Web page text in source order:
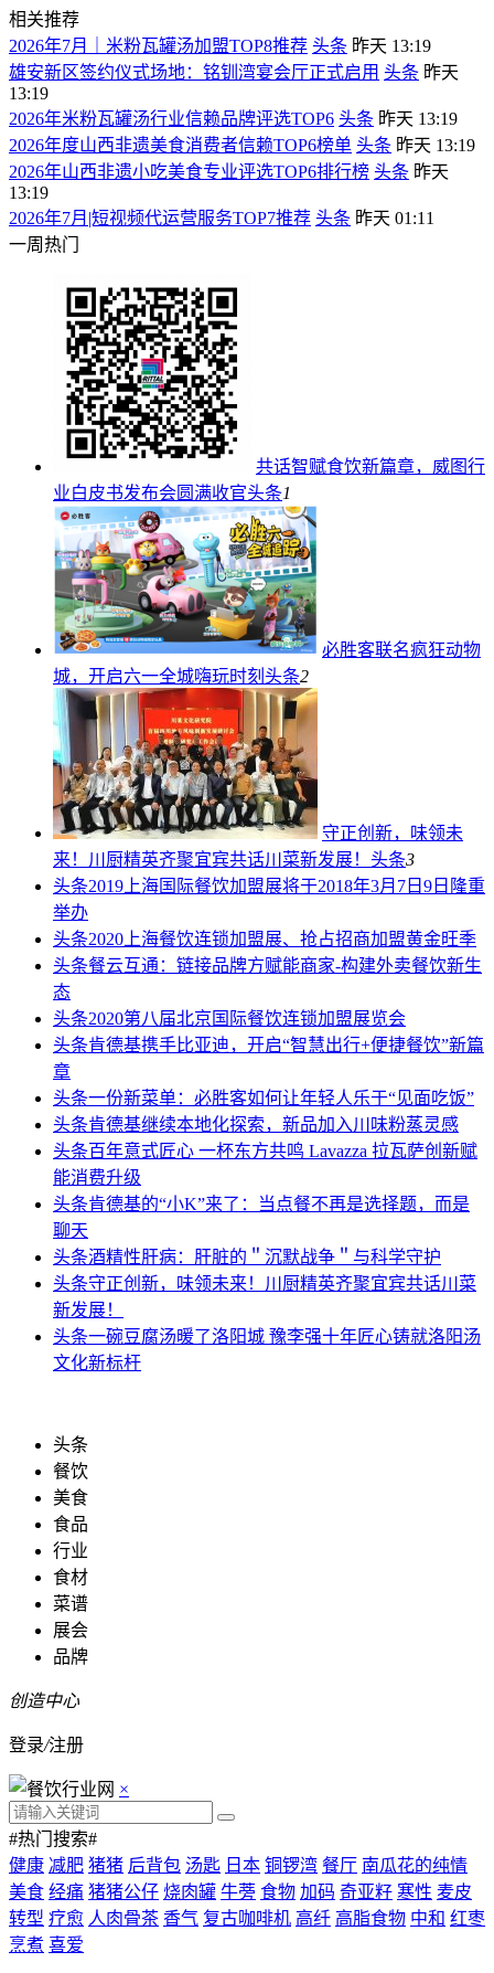
相关推荐
2026年7月｜米粉瓦罐汤加盟TOP8推荐 头条 昨天 13:19
雄安新区签约仪式场地：铭钏湾宴会厅正式启用 头条 昨天
13:19
2026年米粉瓦罐汤行业信赖品牌评选TOP6 头条 昨天 13:19
2026年度山西非遗美食消费者信赖TOP6榜单 头条 昨天 13:19
2026年山西非遗小吃美食专业评选TOP6排行榜 头条 昨天
13:19
2026年7月|短视频代运营服务TOP7推荐 头条 昨天 01:11
一周热门
共话智赋食饮新篇章，威图行
业白皮书发布会圆满收官头条1
必胜客联名疯狂动物
城，开启六一全城嗨玩时刻 头条2
守正创新，味领未
来！川厨精英齐聚宜宾共话川菜新发展！ 头条3
头条2019上海国际餐饮加盟展将于2018年3月7日9日隆重
举办
头条2020上海餐饮连锁加盟展、抢占招商加盟黄金旺季
头条餐云互通：链接品牌方赋能商家-构建外卖餐饮新生
态
头条2020第八届北京国际餐饮连锁加盟展览会
头条肯德基携手比亚迪，开启“智慧出行+便捷餐饮”新篇
章
头条一份新菜单：必胜客如何让年轻人乐于“见面吃饭”
头条肯德基继续本地化探索，新品加入川味粉蒸灵感
头条百年意式匠心 一杯东方共鸣 Lavazza 拉瓦萨创新赋
能消费升级
头条肯德基的“小K”来了：当点餐不再是选择题，而是
聊天
头条酒精性肝病：肝脏的＂沉默战争＂与科学守护
头条守正创新，味领未来！川厨精英齐聚宜宾共话川菜
新发展！
头条一碗豆腐汤暖了洛阳城 豫李强十年匠心铸就洛阳汤
文化新标杆
头条
餐饮
美食
食品
行业
食材
菜谱
展会
品牌
创造中心
登录/注册
×
#热门搜索#
健康 减肥 猪猪 后背包 汤匙 日本 铜锣湾 餐厅 南瓜花的纯情
美食 经痛 猪猪公仔 烧肉罐 牛蒡 食物 加码 奇亚籽 寒性 麦皮
转型 疗愈 人肉骨茶 香气 复古咖啡机 高纤 高脂食物 中和 红枣
烹煮 喜爱